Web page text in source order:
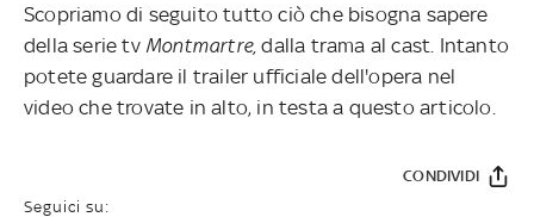
Scopriamo di seguito tutto ciò che bisogna sapere
della serie tv Montmartre,dalla trama al cast. Intanto
potete guardare il trailer ufficiale dell'opera nel
video che trovate in alto, in testa a questo articolo.
Seguici su:
CONDIVIDI